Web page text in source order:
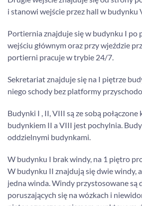
i stanowi wejście przez hall w budynku
Portiernia znajduje się w budynku I po
wejściu głównym oraz przy wjeździe
portierni pracuje w trybie 24/7.
Sekretariat znajduje się na I piętrze
niego schody bez platformy
Budynki I , II, VIII są ze sobą
budynkiem II a VIII jest pochylnia.
oddzielnymi budynkami.
W budynku I brak windy, na 1 piętro
W budynku II znajdują się dwie windy,
jedna winda. Windy przystosowane są
poruszających się na wózkach i